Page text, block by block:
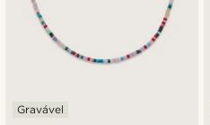
Gravável